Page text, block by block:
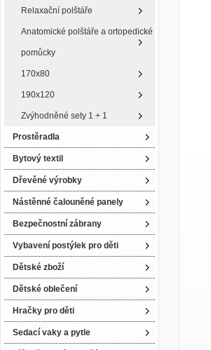
Relaxační polštáře
Anatomické polštáře a ortopedické
pomůcky
170x80
190x120
Zvýhodněné sety 1 + 1
Prostěradla
Bytový textil
Dřevěné výrobky
Nástěnné čalouněné panely
Bezpečnostní zábrany
Vybavení postýlek pro děti
Dětské zboží
Dětské oblečení
Hračky pro děti
Sedací vaky a pytle